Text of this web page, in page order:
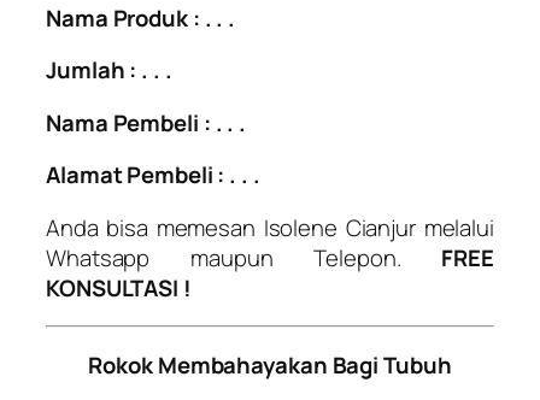
Nama Produk : . . .
Jumlah : . . .
Nama Pembeli : . . .
Alamat Pembeli : . . .
Anda bisa memesan Isolene Cianjur melalui
Whatsapp maupun Telepon. FREE
KONSULTASI !
Rokok Membahayakan Bagi Tubuh